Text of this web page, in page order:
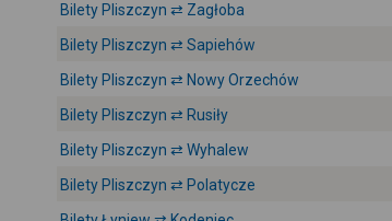
Bilety Pliszczyn ⇄ Zagłoba
Bilety Pliszczyn ⇄ Sapiehów
Bilety Pliszczyn ⇄ Nowy Orzechów
Bilety Pliszczyn ⇄ Rusiły
Bilety Pliszczyn ⇄ Wyhalew
Bilety Pliszczyn ⇄ Polatycze